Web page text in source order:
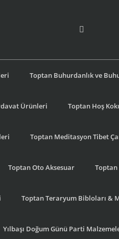
Toptan Buhurdanlık ve
Ürünleri Toptan Hoş
Toptan Meditasyon Tibet
Toptan Oto Aksesuar Toptan
Toptan Teraryum Bibloları &
Yılbaşı Doğum Günü Parti